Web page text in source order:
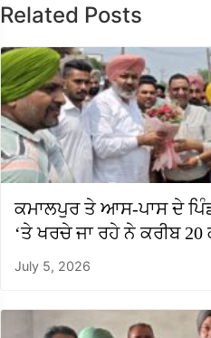
Related Posts
ਕਮਾਲਪੁਰ ਤੇ ਆਸ-ਪਾਸ ਦੇ
‘ਤੇ ਖਰਚੇ ਜਾ ਰਹੇ ਨੇ ਕਰੀਬ
July 5, 2026